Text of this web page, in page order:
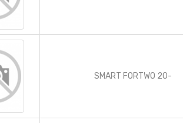
SMART FORTWO 20-